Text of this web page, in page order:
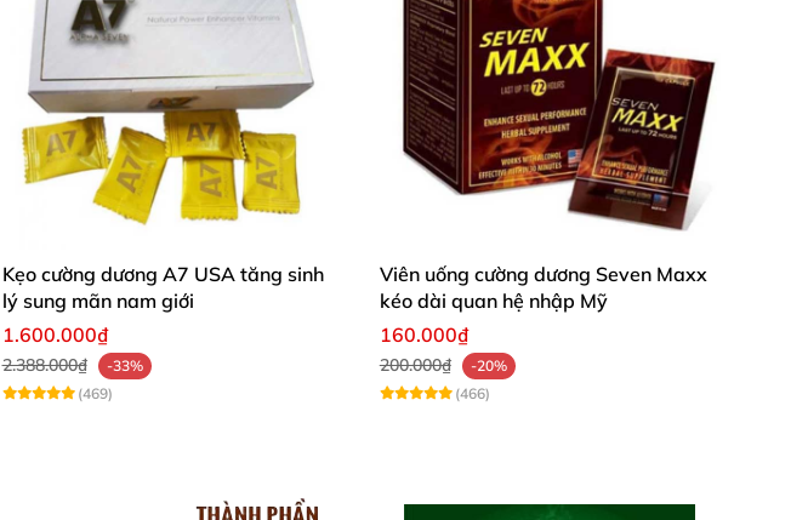
Kẹo cường dương A7 USA tăng sinh
lý sung mãn nam giới
1.600.000₫
2.388.000₫
-33%
(469)
Viên uống cường dương Seven Maxx
kéo dài quan hệ nhập Mỹ
160.000₫
200.000₫
-20%
(466)